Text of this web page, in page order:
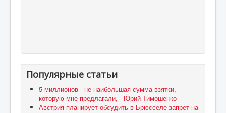
Популярные статьи
5 миллионов - не наибольшая сумма взятки,
которую мне предлагали, - Юрий Тимошенко
Австрия планирует обсудить в Брюсселе запрет на